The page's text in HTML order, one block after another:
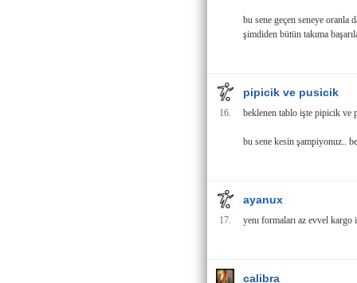
bu sene geçen seneye oranla
şimdiden bütün takıma
pipicik ve pusicik
16. beklenen tablo işte pipicik ve
bu sene kesin şampiyonuz..
ayanux
17. yenı formaları az evvel kargo
calibra